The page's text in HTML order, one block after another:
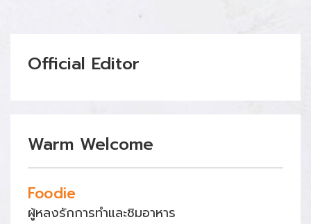
Official Editor
Warm Welcome
Foodie
ผู้หลงรักการทำและชิมอาหาร